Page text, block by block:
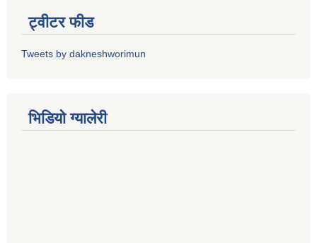
ट्वीटर फीड
Tweets by dakneshworimun
भिडियाे ग्यालेरी